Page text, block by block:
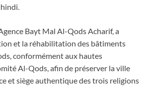
Bayt Mal Al-Qods Acharif, a
et la réhabilitation des bâtiments
conformément aux hautes
Al-Qods, afin de préserver la ville
et siège authentique des trois religions